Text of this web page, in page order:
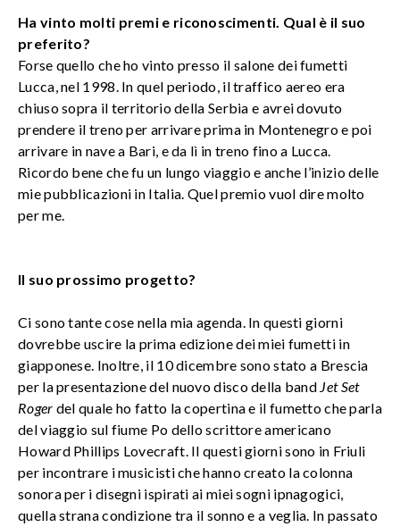
Ha vinto molti premi e riconoscimenti. Qual è il suo
preferito?
Forse quello che ho vinto presso il salone dei fumetti
Lucca, nel 1998. In quel periodo, il traffico aereo era
chiuso sopra il territorio della Serbia e avrei dovuto
prendere il treno per arrivare prima in Montenegro e poi
arrivare in nave a Bari, e da lì in treno fino a Lucca.
Ricordo bene che fu un lungo viaggio e anche l’inizio delle
mie pubblicazioni in Italia. Quel premio vuol dire molto
per me.
Il suo prossimo progetto?
Ci sono tante cose nella mia agenda. In questi giorni
dovrebbe uscire la prima edizione dei miei fumetti in
giapponese. Inoltre, il 10 dicembre sono stato a Brescia
per la presentazione del nuovo disco della band Jet Set
Roger del quale ho fatto la copertina e il fumetto che parla
del viaggio sul fiume Po dello scrittore americano
Howard Phillips Lovecraft. Il questi giorni sono in Friuli
per incontrare i musicisti che hanno creato la colonna
sonora per i disegni ispirati ai miei sogni ipnagogici,
quella strana condizione tra il sonno e a veglia. In passato